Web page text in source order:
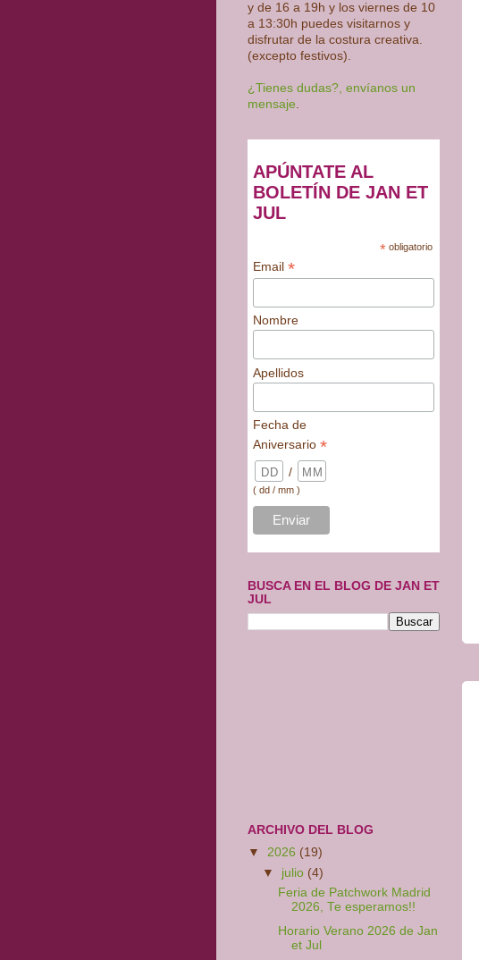
y de 16 a 19h y los viernes de 10
a 13:30h puedes visitarnos y
disfrutar de la costura creativa.
(excepto festivos).
¿Tienes dudas?, envíanos un
mensaje.
APÚNTATE AL
BOLETÍN DE JAN ET
JUL
*obligatorio
Email*
Nombre
Apellidos
Fecha de
Aniversario*
/
( dd / mm )
BUSCA EN EL BLOG DE JAN ET
JUL
ARCHIVO DEL BLOG
▼ 2026 (19)
▼ julio (4)
Feria de Patchwork Madrid
2026, Te esperamos!!
Horario Verano 2026 de Jan
et Jul